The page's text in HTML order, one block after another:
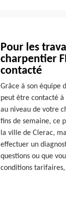
Pour les
charpentier
contacté
Grâce à son équipe
peut être contacté
au niveau de votre
fins de semaine, ce
la ville de Clerac,
effectuer un
questions ou que
conditions